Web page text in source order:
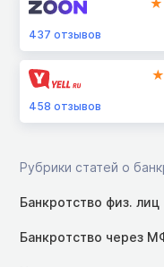
437 отзывов
458 отзывов
Рубрики статей о
Банкротство физ. лиц
Банкротство через